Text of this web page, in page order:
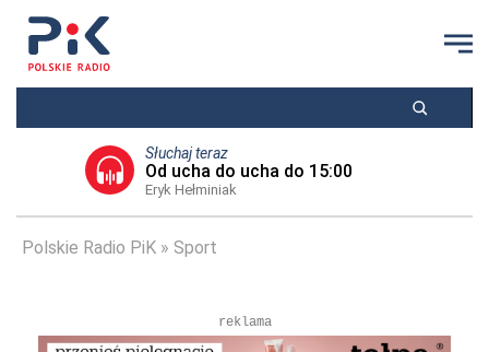
Słuchaj teraz
Od ucha do ucha do 15:00
Eryk Hełminiak
Polskie Radio PiK Sport
reklama